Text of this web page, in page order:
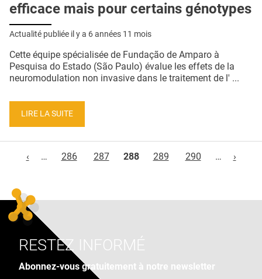
efficace mais pour certains génotypes
Actualité publiée il y a 6 années 11 mois
Cette équipe spécialisée de Fundação de Amparo à
Pesquisa do Estado (São Paulo) évalue les effets de la
neuromodulation non invasive dans le traitement de l' ...
LIRE LA SUITE
‹
… 286 287 288 289 290 … ›
RESTEZ INFORMÉ
Abonnez-vous gratuitement à notre newsletter